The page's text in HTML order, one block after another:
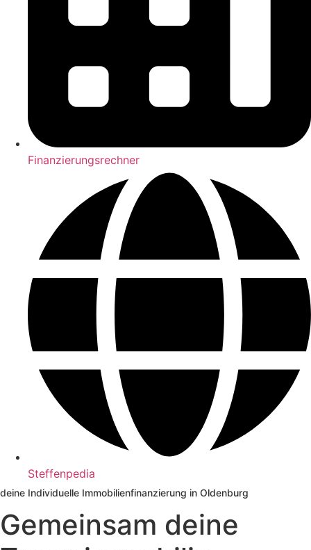
Finanzierungsrechner
Steffenpedia
deine Individuelle Immobilienfinanzierung in Oldenburg
Gemeinsam deine